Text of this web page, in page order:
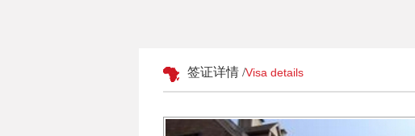
签证详情 /Visa details